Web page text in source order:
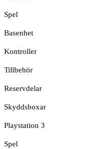
Spel
Basenhet
Kontroller
Tillbehör
Reservdelar
Skyddsboxar
Playstation 3
Spel